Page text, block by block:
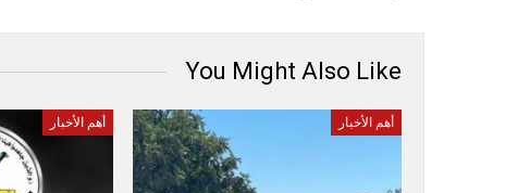
You Might Also Like
أهم الأخبار أهم الأخبار